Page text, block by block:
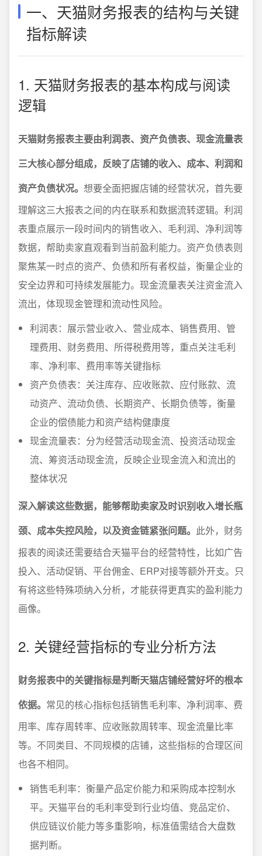
一、天猫财务报表的结构与关键
指标解读
1. 天猫财务报表的基本构成与阅读
逻辑
天猫财务报表主要由利润表、资产负债表、现金流量表
三大核心部分组成，反映了店铺的收入、成本、利润和
资产负债状况。 想要全面把握店铺的经营状况，首先要
理解这三大报表之间的内在联系和数据流转逻辑。利润
表重点展示一段时间内的销售收入、毛利润、净利润等
数据，帮助卖家直观看到当前盈利能力。资产负债表则
聚焦某一时点的资产、负债和所有者权益，衡量企业的
安全边界和可持续发展能力。现金流量表关注资金流入
流出，体现现金管理和流动性风险。
利润表：展示营业收入、营业成本、销售费用、管
理费用、财务费用、所得税费用等，重点关注毛利
率、净利率、费用率等关键指标
资产负债表：关注库存、应收账款、应付账款、流
动资产、流动负债、长期资产、长期负债等，衡量
企业的偿债能力和资产结构健康度
现金流量表：分为经营活动现金流、投资活动现金
流、筹资活动现金流，反映企业现金流入和流出的
整体状况
深入解读这些数据，能够帮助卖家及时识别收入增长瓶
颈、成本失控风险，以及资金链紧张问题。 此外，财务
报表的阅读还需要结合天猫平台的经营特性，比如广告
投入、活动促销、平台佣金、ERP对接等额外开支。只
有将这些特殊项纳入分析，才能获得更真实的盈利能力
画像。
2. 关键经营指标的专业分析方法
财务报表中的关键指标是判断天猫店铺经营好坏的根本
依据。 常见的核心指标包括销售毛利率、净利润率、费
用率、库存周转率、应收账款周转率、现金流量比率
等。不同类目、不同规模的店铺，这些指标的合理区间
也各不相同。
销售毛利率：衡量产品定价能力和采购成本控制水
平。天猫平台的毛利率受到行业均值、竞品定价、
供应链议价能力等多重影响，标准值需结合大盘数
据判断。